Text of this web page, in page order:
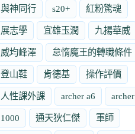
與神同行 s20+ 紅粉驚魂
展志學 宜雄玉潤 九揚華威
威均峰澤 怠惰魔王的轉職條件
登山鞋 肯德基 操作評價
人性課外課 archer a6 archer
1000 通天狄仁傑 軍師